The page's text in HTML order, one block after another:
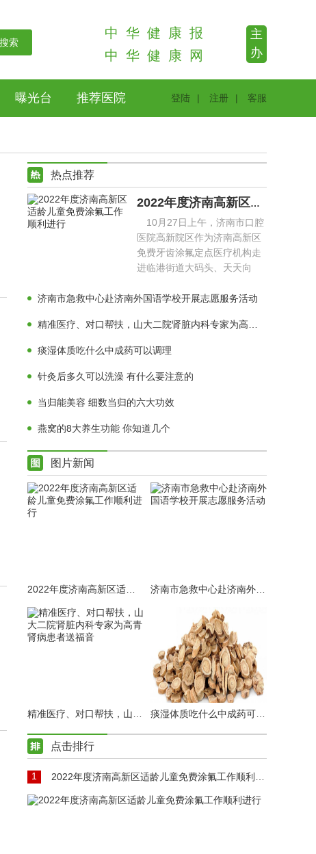
中 华 健 康 报
中 华 健 康 网
主
办
曝光台 推荐医院 登陆 | 注册 | 客服
热点推荐
2022年度济南高新区适龄儿童免费涂氟工作顺利进行
10月27日上午，济南市口腔
医院高新院区作为济南高新区
免费牙齿涂氟定点医疗机构走
进临港街道大码头、天天向
儿
济南市急救中心赴济南外国语学校开展志愿服务活动
痰湿体质吃什么中成药可以调理
针灸后多久可以洗澡 有什么要注意的
当归能美容 细数当归的六大功效
燕窝的8大养生功能 你知道几个
图片新闻
点击排行
1 2022年度济南高新区适龄儿童免费涂氟工作顺利进行